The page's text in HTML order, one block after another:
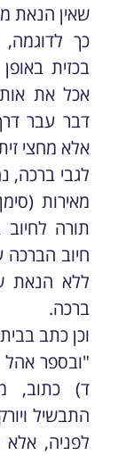
שאין הנאת
כך
בכזית
אכל את
דבר עבר
אלא מחצי
לגבי ברכה,
מאירות
תורה
חיוב
ללא הנאת
ברכה.
וכן כתב
"ובספר
ד) כתוב,
התבשיל
לפניה, אלא